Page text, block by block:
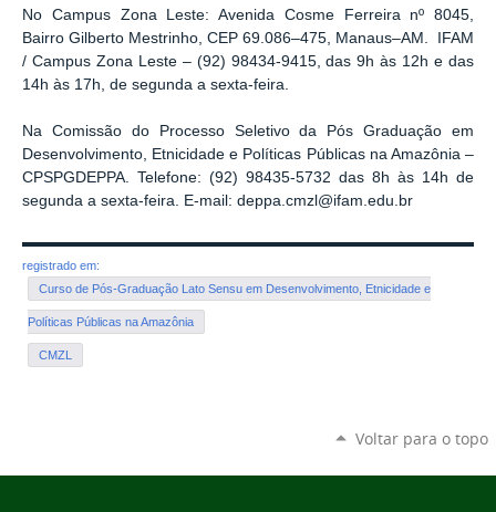
No Campus Zona Leste: Avenida Cosme Ferreira nº 8045,
Bairro Gilberto Mestrinho, CEP 69.086–475, Manaus–AM. IFAM
/ Campus Zona Leste – (92) 98434-9415, das 9h às 12h e das
14h às 17h, de segunda a sexta-feira.
Na Comissão do Processo Seletivo da Pós Graduação em
Desenvolvimento, Etnicidade e Políticas Públicas na Amazônia –
CPSPGDEPPA. Telefone: (92) 98435-5732 das 8h às 14h de
segunda a sexta-feira. E-mail: deppa.cmzl@ifam.edu.br
registrado em:
Curso de Pós-Graduação Lato Sensu em Desenvolvimento, Etnicidade e
Políticas Públicas na Amazônia
CMZL
Voltar para o topo